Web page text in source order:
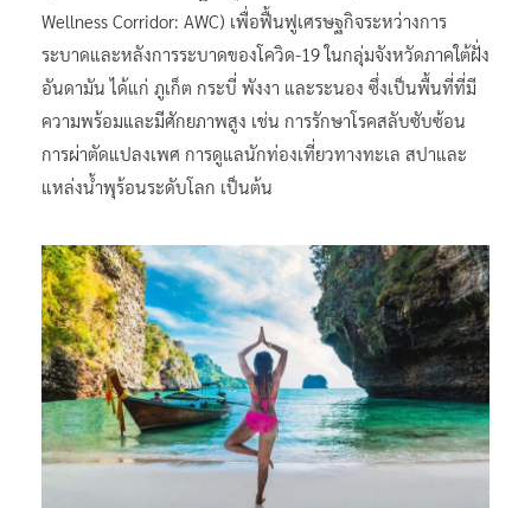
Wellness Corridor: AWC) เพื่อฟื้นฟูเศรษฐกิจระหว่างการ
ระบาดและหลังการระบาดของโควิด-19 ในกลุ่มจังหวัดภาคใต้ฝั่ง
อันดามัน ได้แก่ ภูเก็ต กระบี่ พังงา และระนอง ซึ่งเป็นพื้นที่ที่มี
ความพร้อมและมีศักยภาพสูง เช่น การรักษาโรคสลับซับซ้อน
การผ่าตัดแปลงเพศ การดูแลนักท่องเที่ยวทางทะเล สปาและ
แหล่งน้ำพุร้อนระดับโลก เป็นต้น